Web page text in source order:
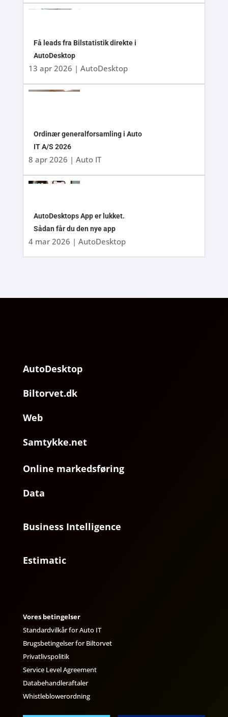
Få leads fra Bilstatistik direkte i
AutoDesktop
13 apr 2026 | AutoDesktop
Ordinær generalforsamling i Auto
IT A/S 2026
8 apr 2026 | Auto IT
AutoDesktops App er lukket.
Sådan får du den nye app
4 mar 2026 | AutoDesktop
AutoDesktop
Biltorvet.dk
Web
Samtykke.net
Online markedsføring
Data
Business Intelligence
Estimatic
Vores betingelser
Standardvilkår for Auto IT
Brugsbetingelser for Biltorvet
Privatlivspolitik
Service Level Agreement
Databehandleraftaler
Whistleblowerordning